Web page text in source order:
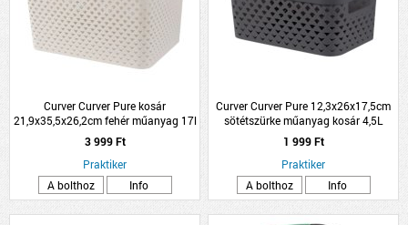
Curver Curver Pure kosár
21,9x35,5x26,2cm fehér műanyag 17l
3 999 Ft
Praktiker
A bolthoz
Info
Curver Curver Pure 12,3x26x17,5cm
sötétszürke műanyag kosár 4,5L
1 999 Ft
Praktiker
A bolthoz
Info